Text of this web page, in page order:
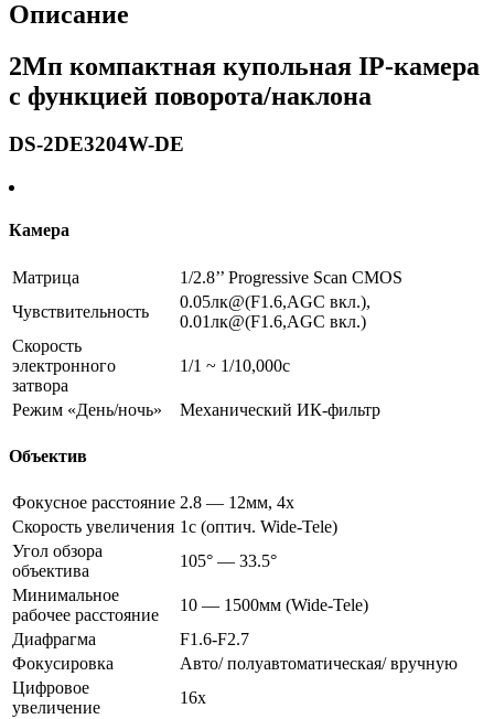
Описание
2Мп компактная купольная IP-камера
с функцией поворота/наклона
DS-2DE3204W-DE
Камера
Матрица
1/2.8’’ Progressive Scan CMOS
Чувствительность
0.05лк@(F1.6,AGC вкл.),
0.01лк@(F1.6,AGC вкл.)
Скорость
электронного
затвора
1/1 ~ 1/10,000с
Режим «День/ночь» Механический ИК-фильтр
Объектив
Фокусное расстояние 2.8 — 12мм, 4x
Скорость увеличения 1с (оптич. Wide-Tele)
Угол обзора
объектива
105° — 33.5°
Минимальное
рабочее расстояние
10 — 1500мм (Wide-Tele)
Диафрагма
F1.6-F2.7
Фокусировка
Авто/ полуавтоматическая/ вручную
Цифровое
увеличение
16х